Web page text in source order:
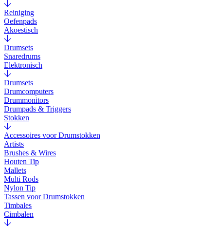
Reiniging
Oefenpads
Akoestisch
Drumsets
Snaredrums
Elektronisch
Drumsets
Drumcomputers
Drummonitors
Drumpads & Triggers
Stokken
Accessoires voor Drumstokken
Artists
Brushes & Wires
Houten Tip
Mallets
Multi Rods
Nylon Tip
Tassen voor Drumstokken
Timbales
Cimbalen